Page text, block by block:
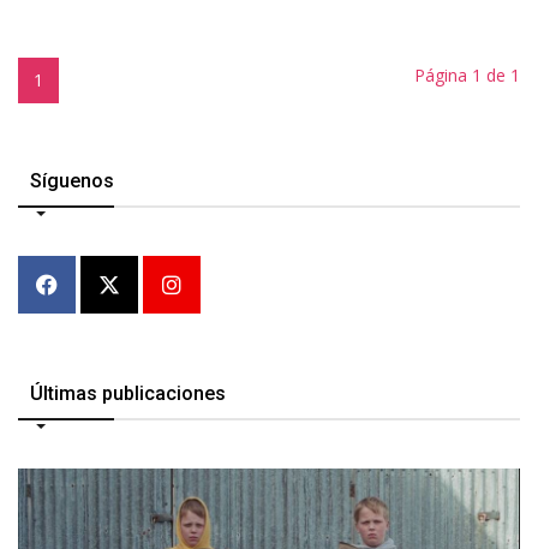
1 Página 1 de 1
Síguenos
Últimas publicaciones